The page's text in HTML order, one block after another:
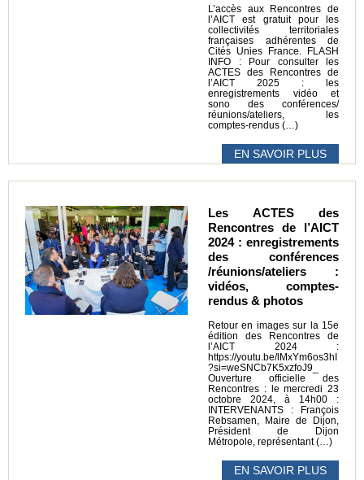
L’accès aux Rencontres de
l’AICT est gratuit pour les
collectivités territoriales
françaises adhérentes de
Cités Unies France. FLASH
INFO : Pour consulter les
ACTES des Rencontres de
l’AICT 2025 : les
enregistrements vidéo et
sono des conférences/
réunions/ateliers, les
comptes-rendus (…)
EN SAVOIR PLUS
Les ACTES des
Rencontres de l’AICT
2024 : enregistrements
des conférences
/réunions/ateliers :
vidéos, comptes-
rendus & photos
Retour en images sur la 15e
édition des Rencontres de
l’AICT 2024 :
https://youtu.be/lMxYm6os3hI
?si=weSNCb7K5xzfoJ9_
Ouverture officielle des
Rencontres : le mercredi 23
octobre 2024, à 14h00 :
INTERVENANTS : François
Rebsamen, Maire de Dijon,
Président de Dijon
Métropole, représentant (…)
EN SAVOIR PLUS